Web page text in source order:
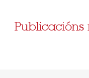
Publicacións